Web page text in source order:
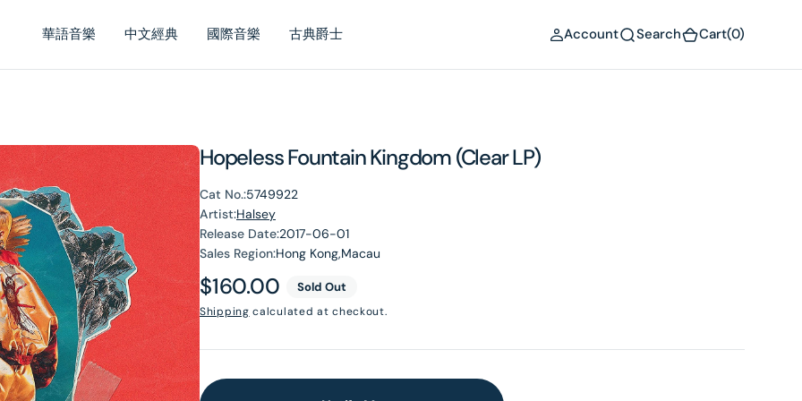
華語音樂 中文經典 國際音樂 古典爵士 Account Search Cart(0)
Hopeless Fountain Kingdom (Clear LP)
Cat No.:5749922
Artist:Halsey
Release Date:2017-06-01
Sales Region:Hong Kong,Macau
Regular
price
$160.00 Sold Out
Shipping calculated at checkout.